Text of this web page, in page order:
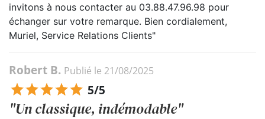
invitons à nous contacter au 03.88.47.96.98 pour
échanger sur votre remarque. Bien cordialement,
Muriel, Service Relations Clients"
Robert B. Publié le 21/08/2025
5/5
"Un classique, indémodable"